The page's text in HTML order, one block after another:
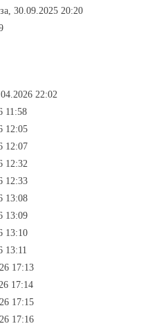
30.09.2025 20:20
22:02
11:58
12:05
12:07
12:32
12:33
13:08
13:09
13:10
13:11
17:13
17:14
17:15
17:16